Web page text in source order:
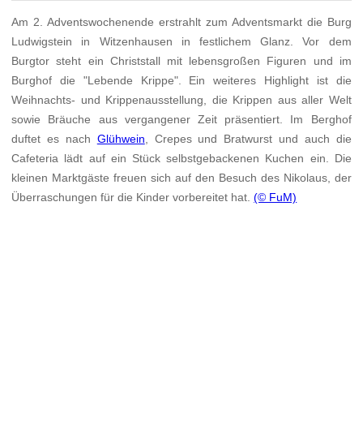
Am 2. Adventswochenende erstrahlt zum Adventsmarkt die Burg
Ludwigstein in Witzenhausen in festlichem Glanz. Vor dem
Burgtor steht ein Christstall mit lebensgroßen Figuren und im
Burghof die "Lebende Krippe". Ein weiteres Highlight ist die
Weihnachts- und Krippenausstellung, die Krippen aus aller Welt
sowie Bräuche aus vergangener Zeit präsentiert. Im Berghof
duftet es nach Glühwein, Crepes und Bratwurst und auch die
Cafeteria lädt auf ein Stück selbstgebackenen Kuchen ein. Die
kleinen Marktgäste freuen sich auf den Besuch des Nikolaus, der
Überraschungen für die Kinder vorbereitet hat.(© FuM)